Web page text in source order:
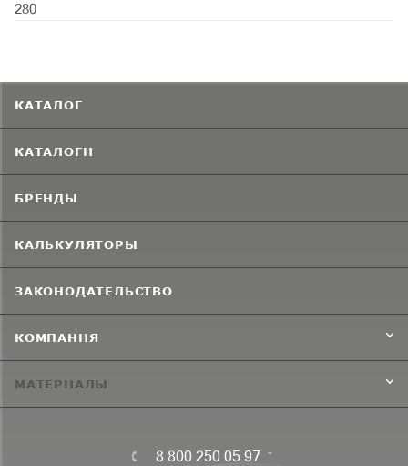
280
КАТАЛОГ
КАТАЛОГИ
БРЕНДЫ
КАЛЬКУЛЯТОРЫ
ЗАКОНОДАТЕЛЬСТВО
КОМПАНИЯ
МАТЕРИАЛЫ
8 800 250 05 97